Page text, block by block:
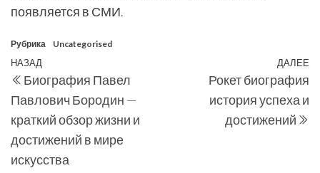
появляется в СМИ.
Рубрика Uncategorised
Навигация
по
записям
Предыдущая
запись
НАЗАД
Биография Павел
Павлович Бородин —
краткий обзор жизни и
достижений в мире
искусства
ДАЛЕЕ
Рокет биография
история успеха и
достижений